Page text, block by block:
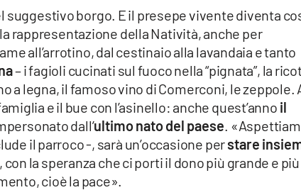
suggestivo borgo. E il presepe vivente diventa
rappresentazione della Natività, anche per
all’arrotino, dal cestinaio alla lavandaia e tanto
– i fagioli cucinati sul fuoco nella “pignata”, la
a legna, il famoso vino di Comerconi, le zeppole.
e il bue con l’asinello: anche quest’anno il
dall’ultimo nato del paese.
il parroco -, sarà un’occasione perstare
, con la speranza che ci porti il dono più grande e più
cioè la pace».